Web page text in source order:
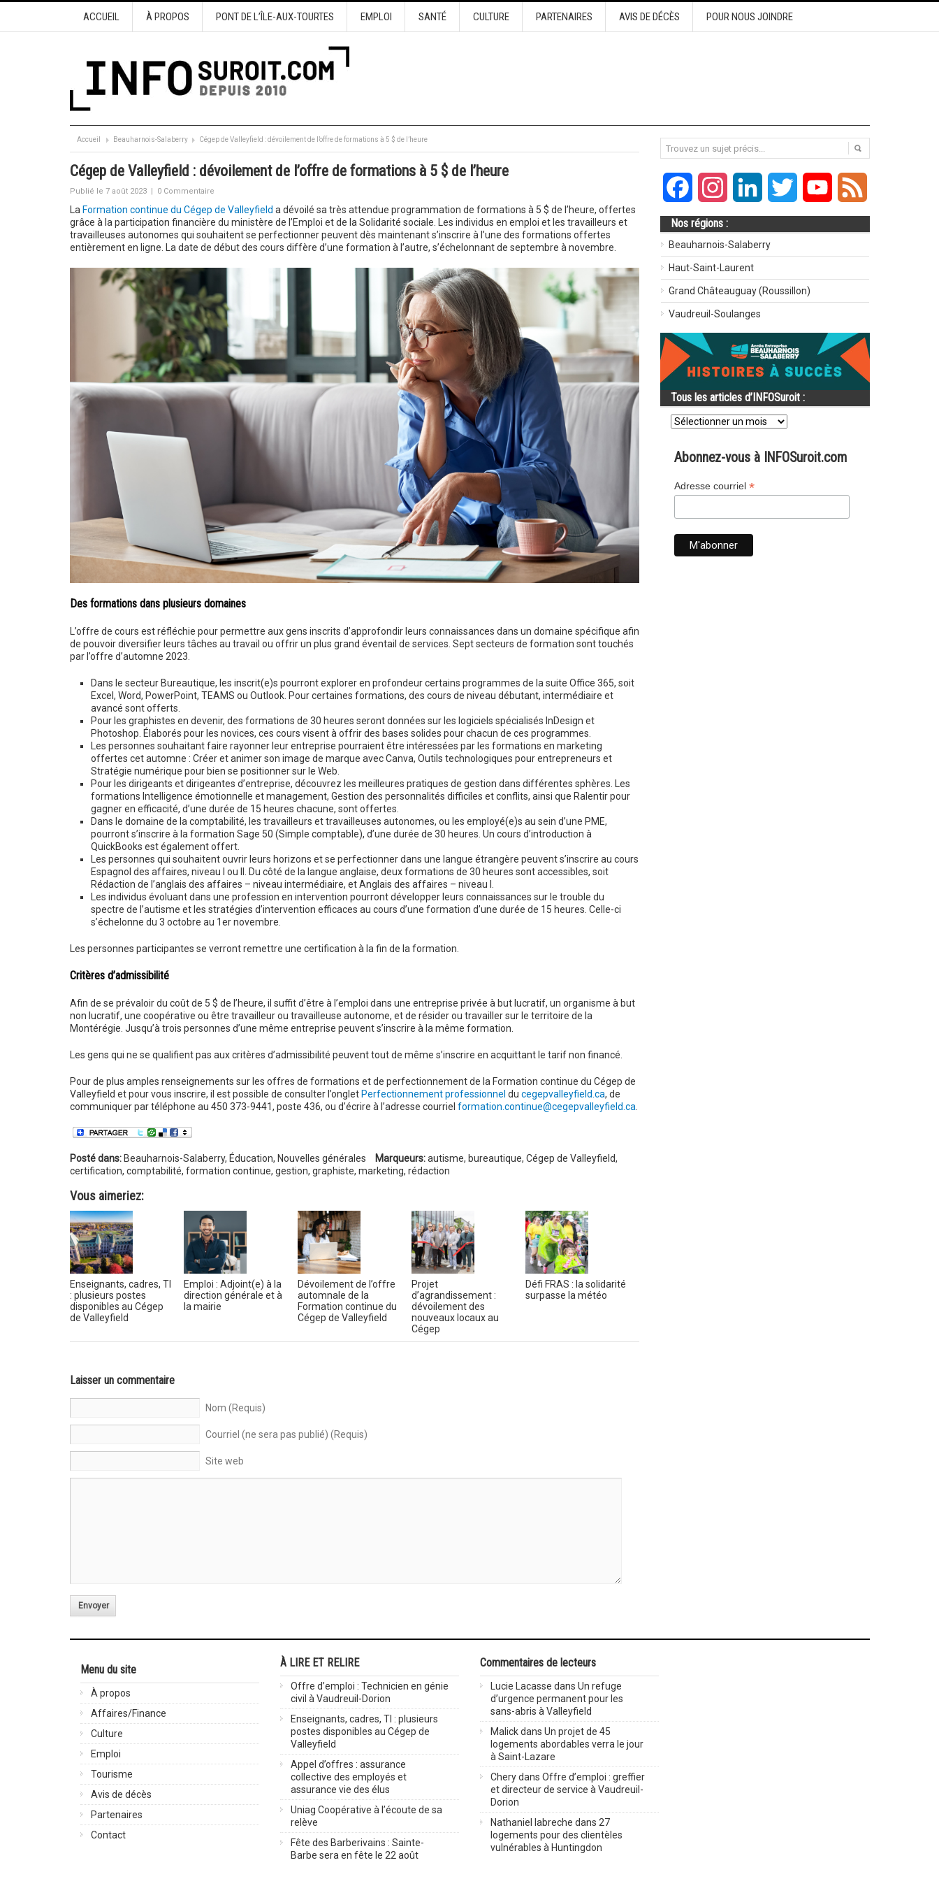
ACCUEIL À PROPOS PONT DE L’ÎLE-AUX-TOURTES EMPLOI SANTÉ CULTURE PARTENAIRES AVIS DE DÉCÈS POUR NOUS JOINDRE
Accueil Beauharnois-Salaberry Cégep de Valleyfield : dévoilement de l’offre de formations à 5 $ de l’heure
Cégep de Valleyfield : dévoilement de l’offre de formations à 5 $ de l’heure
Publié le 7 août 2023 | 0 Commentaire
La Formation continue du Cégep de Valleyfield a dévoilé sa très attendue programmation de formations à 5 $ de l’heure, offertes
grâce à la participation financière du ministère de l’Emploi et de la Solidarité sociale. Les individus en emploi et les travailleurs et
travailleuses autonomes qui souhaitent se perfectionner peuvent dès maintenant s’inscrire à l’une des formations offertes
entièrement en ligne. La date de début des cours diffère d’une formation à l’autre, s’échelonnant de septembre à novembre.
Des formations dans plusieurs domaines
L’offre de cours est réfléchie pour permettre aux gens inscrits d’approfondir leurs connaissances dans un domaine spécifique afin
de pouvoir diversifier leurs tâches au travail ou offrir un plus grand éventail de services. Sept secteurs de formation sont touchés
par l’offre d’automne 2023.
Dans le secteur Bureautique, les inscrit(e)s pourront explorer en profondeur certains programmes de la suite Office 365, soit
Excel, Word, PowerPoint, TEAMS ou Outlook. Pour certaines formations, des cours de niveau débutant, intermédiaire et
avancé sont offerts.
Pour les graphistes en devenir, des formations de 30 heures seront données sur les logiciels spécialisés InDesign et
Photoshop. Élaborés pour les novices, ces cours visent à offrir des bases solides pour chacun de ces programmes.
Les personnes souhaitant faire rayonner leur entreprise pourraient être intéressées par les formations en marketing
offertes cet automne : Créer et animer son image de marque avec Canva, Outils technologiques pour entrepreneurs et
Stratégie numérique pour bien se positionner sur le Web.
Pour les dirigeants et dirigeantes d’entreprise, découvrez les meilleures pratiques de gestion dans différentes sphères. Les
formations Intelligence émotionnelle et management, Gestion des personnalités difficiles et conflits, ainsi que Ralentir pour
gagner en efficacité, d’une durée de 15 heures chacune, sont offertes.
Dans le domaine de la comptabilité, les travailleurs et travailleuses autonomes, ou les employé(e)s au sein d’une PME,
pourront s’inscrire à la formation Sage 50 (Simple comptable), d’une durée de 30 heures. Un cours d’introduction à
QuickBooks est également offert.
Les personnes qui souhaitent ouvrir leurs horizons et se perfectionner dans une langue étrangère peuvent s’inscrire au cours
Espagnol des affaires, niveau I ou II. Du côté de la langue anglaise, deux formations de 30 heures sont accessibles, soit
Rédaction de l’anglais des affaires – niveau intermédiaire, et Anglais des affaires – niveau I.
Les individus évoluant dans une profession en intervention pourront développer leurs connaissances sur le trouble du
spectre de l’autisme et les stratégies d’intervention efficaces au cours d’une formation d’une durée de 15 heures. Celle-ci
s’échelonne du 3 octobre au 1er novembre.
Les personnes participantes se verront remettre une certification à la fin de la formation.
Critères d’admissibilité
Afin de se prévaloir du coût de 5 $ de l’heure, il suffit d’être à l’emploi dans une entreprise privée à but lucratif, un organisme à but
non lucratif, une coopérative ou être travailleur ou travailleuse autonome, et de résider ou travailler sur le territoire de la
Montérégie. Jusqu’à trois personnes d’une même entreprise peuvent s’inscrire à la même formation.
Les gens qui ne se qualifient pas aux critères d’admissibilité peuvent tout de même s’inscrire en acquittant le tarif non financé.
Pour de plus amples renseignements sur les offres de formations et de perfectionnement de la Formation continue du Cégep de
Valleyfield et pour vous inscrire, il est possible de consulter l’onglet Perfectionnement professionnel du cegepvalleyfield.ca, de
communiquer par téléphone au 450 373-9441, poste 436, ou d’écrire à l’adresse courriel formation.continue@cegepvalleyfield.ca
Posté dans: Beauharnois-Salaberry, Éducation, Nouvelles générales Marqueurs: autisme, bureautique, Cégep de Valleyfield,
certification, comptabilité, formation continue, gestion, graphiste, marketing, rédaction
Vous aimeriez:
Enseignants, cadres, TI
: plusieurs postes
disponibles au Cégep
de Valleyfield
Emploi : Adjoint(e) à la
direction générale et à
la mairie
Dévoilement de l’offre
automnale de la
Formation continue du
Cégep de Valleyfield
Projet
d’agrandissement :
dévoilement des
nouveaux locaux au
Cégep
Défi FRAS : la solidarité
surpasse la météo
Laisser un commentaire
Nom (Requis)
Courriel (ne sera pas publié) (Requis)
Site web
Envoyer
FacebookInstagramLinkedIn Twitter YouTube
Nos régions :
Beauharnois-Salaberry
Haut-Saint-Laurent
Grand Châteauguay (Roussillon)
Vaudreuil-Soulanges
Tous les articles d’INFOSuroit :
Tous
les
d’INFOSuroit
Abonnez-vous à INFOSuroit.com
Adresse courriel *
Menu du site
À propos
Affaires/Finance
Culture
Emploi
Tourisme
Avis de décès
Partenaires
Contact
À LIRE ET RELIRE
Offre d’emploi : Technicien en génie
civil à Vaudreuil-Dorion
Enseignants, cadres, TI : plusieurs
postes disponibles au Cégep de
Valleyfield
Appel d’offres : assurance
collective des employés et
assurance vie des élus
Uniag Coopérative à l’écoute de sa
relève
Fête des Barberivains : Sainte-
Barbe sera en fête le 22 août
Commentaires de lecteurs
Lucie Lacasse dans Un refuge
d’urgence permanent pour les
sans-abris à Valleyfield
Malickdans Un projet de 45
logements abordables verra le jour
à Saint-Lazare
Cherydans Offre d’emploi : greffier
et directeur de service à Vaudreuil-
Dorion
Nathaniel labreche dans 27
logements pour des clientèles
vulnérables à Huntingdon